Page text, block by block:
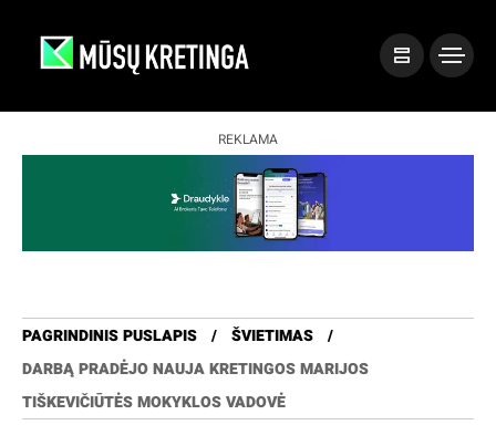
REKLAMA
PAGRINDINIS PUSLAPIS
ŠVIETIMAS
DARBĄ PRADĖJO NAUJA KRETINGOS MARIJOS
TIŠKEVIČIŪTĖS MOKYKLOS VADOVĖ